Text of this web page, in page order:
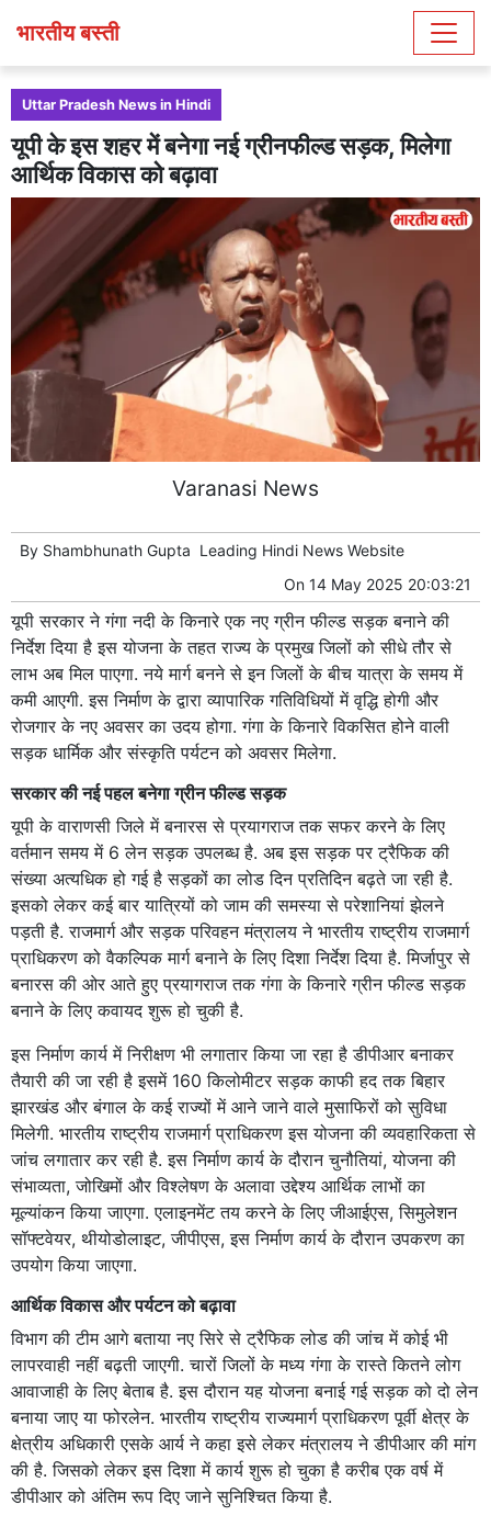
भारतीय बस्ती
Uttar Pradesh News in Hindi
यूपी के इस शहर में बनेगा नई ग्रीनफील्ड सड़क, मिलेगा
आर्थिक विकास को बढ़ावा
Varanasi News
By Shambhunath Gupta Leading Hindi News Website
On 14 May 2025 20:03:21
यूपी सरकार ने गंगा नदी के किनारे एक नए ग्रीन फील्ड सड़क बनाने की
निर्देश दिया है इस योजना के तहत राज्य के प्रमुख जिलों को सीधे तौर से
लाभ अब मिल पाएगा. नये मार्ग बनने से इन जिलों के बीच यात्रा के समय में
कमी आएगी. इस निर्माण के द्वारा व्यापारिक गतिविधियों में वृद्धि होगी और
रोजगार के नए अवसर का उदय होगा. गंगा के किनारे विकसित होने वाली
सड़क धार्मिक और संस्कृति पर्यटन को अवसर मिलेगा.
सरकार की नई पहल बनेगा ग्रीन फील्ड सड़क
यूपी के वाराणसी जिले में बनारस से प्रयागराज तक सफर करने के लिए
वर्तमान समय में 6 लेन सड़क उपलब्ध है. अब इस सड़क पर ट्रैफिक की
संख्या अत्यधिक हो गई है सड़कों का लोड दिन प्रतिदिन बढ़ते जा रही है.
इसको लेकर कई बार यात्रियों को जाम की समस्या से परेशानियां झेलने
पड़ती है. राजमार्ग और सड़क परिवहन मंत्रालय ने भारतीय राष्ट्रीय राजमार्ग
प्राधिकरण को वैकल्पिक मार्ग बनाने के लिए दिशा निर्देश दिया है. मिर्जापुर से
बनारस की ओर आते हुए प्रयागराज तक गंगा के किनारे ग्रीन फील्ड सड़क
बनाने के लिए कवायद शुरू हो चुकी है.
इस निर्माण कार्य में निरीक्षण भी लगातार किया जा रहा है डीपीआर बनाकर
तैयारी की जा रही है इसमें 160 किलोमीटर सड़क काफी हद तक बिहार
झारखंड और बंगाल के कई राज्यों में आने जाने वाले मुसाफिरों को सुविधा
मिलेगी. भारतीय राष्ट्रीय राजमार्ग प्राधिकरण इस योजना की व्यवहारिकता से
जांच लगातार कर रही है. इस निर्माण कार्य के दौरान चुनौतियां, योजना की
संभाव्यता, जोखिमों और विश्लेषण के अलावा उद्देश्य आर्थिक लाभों का
मूल्यांकन किया जाएगा. एलाइनमेंट तय करने के लिए जीआईएस, सिमुलेशन
सॉफ्टवेयर, थीयोडोलाइट, जीपीएस, इस निर्माण कार्य के दौरान उपकरण का
उपयोग किया जाएगा.
आर्थिक विकास और पर्यटन को बढ़ावा
विभाग की टीम आगे बताया नए सिरे से ट्रैफिक लोड की जांच में कोई भी
लापरवाही नहीं बढ़ती जाएगी. चारों जिलों के मध्य गंगा के रास्ते कितने लोग
आवाजाही के लिए बेताब है. इस दौरान यह योजना बनाई गई सड़क को दो लेन
बनाया जाए या फोरलेन. भारतीय राष्ट्रीय राज्यमार्ग प्राधिकरण पूर्वी क्षेत्र के
क्षेत्रीय अधिकारी एसके आर्य ने कहा इसे लेकर मंत्रालय ने डीपीआर की मांग
की है. जिसको लेकर इस दिशा में कार्य शुरू हो चुका है करीब एक वर्ष में
डीपीआर को अंतिम रूप दिए जाने सुनिश्चित किया है.